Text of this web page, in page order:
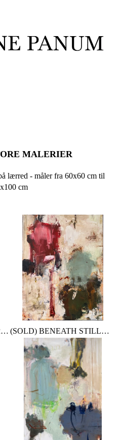
MALERIER
lærred - måler fra 60x60 cm til
cm
(SOLD) BENEATH STILLNESS 70x90 cm